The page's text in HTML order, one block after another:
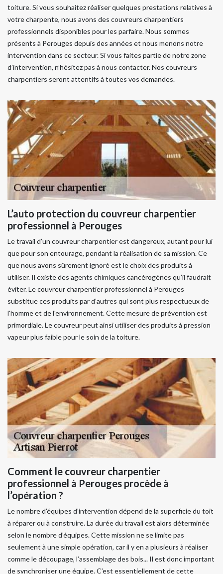
toiture. Si vous souhaitez réaliser quelques prestations relatives à
votre charpente, nous avons des couvreurs charpentiers
professionnels disponibles pour les parfaire. Nous sommes
présents à Perouges depuis des années et nous menons notre
intervention dans ce secteur. Si vous faites partie de notre zone
d’intervention, n’hésitez pas à nous contacter. Nos couvreurs
charpentiers seront attentifs à toutes vos demandes.
L’auto protection du couvreur charpentier
professionnel à Perouges
Le travail d’un couvreur charpentier est dangereux, autant pour lui
que pour son entourage, pendant la réalisation de sa mission. Ce
que nous avons sûrement ignoré est le choix des produits à
utiliser. Il existe des agents chimiques cancérogènes qu’il faudrait
éviter. Le couvreur charpentier professionnel à Perouges
substitue ces produits par d’autres qui sont plus respectueux de
l'homme et de l'environnement. Cette mesure de prévention est
primordiale. Le couvreur peut ainsi utiliser des produits à pression
vapeur plus faible pour le soin de la toiture.
Comment le couvreur charpentier
professionnel à Perouges procède à
l’opération ?
Le nombre d’équipes d’intervention dépend de la superficie du toit
à réparer ou à construire. La durée du travail est alors déterminée
selon le nombre d’équipes. Cette mission ne se limite pas
seulement à une simple opération, car il y en a plusieurs à réaliser
comme le découpage, l’assemblage des bois... Il est donc important
de synchroniser une équipe. C’est essentiellement de cette